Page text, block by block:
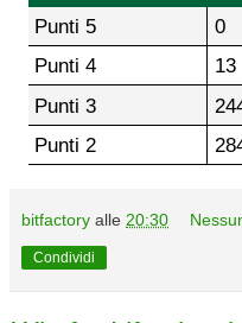
Punti 5
0
Punti 4
13
Punti 3
Punti 2
bitfactory alle 20:30
Condividi